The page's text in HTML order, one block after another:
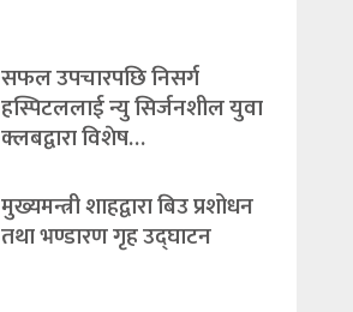
सफल उपचारपछि निसर्ग
हस्पिटललाई न्यु सिर्जनशील युवा
क्लबद्वारा विशेष…
मुख्यमन्त्री शाहद्वारा बिउ प्रशोधन
तथा भण्डारण गृह उद्घाटन